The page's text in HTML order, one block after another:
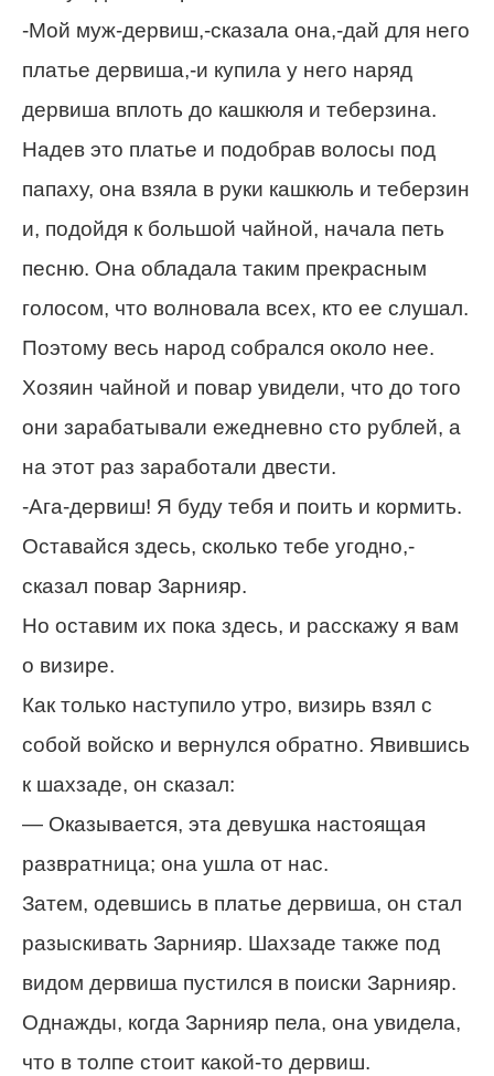
-Мой муж-дервиш,-сказала она,-дай для него
платье дервиша,-и купила у него наряд
дервиша вплоть до кашкюля и теберзина.
Надев это платье и подобрав волосы под
папаху, она взяла в руки кашкюль и теберзин
и, подойдя к большой чайной, начала петь
песню. Она обладала таким прекрасным
голосом, что волновала всех, кто ее слушал.
Поэтому весь народ собрался около нее.
Хозяин чайной и повар увидели, что до того
они зарабатывали ежедневно сто рублей, а
на этот раз заработали двести.
-Ага-дервиш! Я буду тебя и поить и кормить.
Оставайся здесь, сколько тебе угодно,-
сказал повар Зарнияр.
Но оставим их пока здесь, и расскажу я вам
о визире.
Как только наступило утро, визирь взял с
собой войско и вернулся обратно. Явившись
к шахзаде, он сказал:
— Оказывается, эта девушка настоящая
развратница; она ушла от нас.
Затем, одевшись в платье дервиша, он стал
разыскивать Зарнияр. Шахзаде также под
видом дервиша пустился в поиски Зарнияр.
Однажды, когда Зарнияр пела, она увидела,
что в толпе стоит какой-то дервиш.